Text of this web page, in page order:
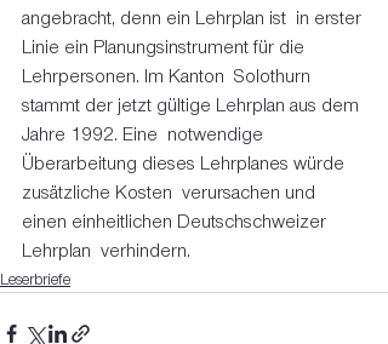
angebracht, denn ein Lehrplan ist  in erster
Linie ein Planungsinstrument für die
Lehrpersonen. Im Kanton  Solothurn
stammt der jetzt gültige Lehrplan aus dem
Jahre 1992. Eine  notwendige
Überarbeitung dieses Lehrplanes würde
zusätzliche Kosten  verursachen und
einen einheitlichen Deutschschweizer
Lehrplan  verhindern.
Leserbriefe